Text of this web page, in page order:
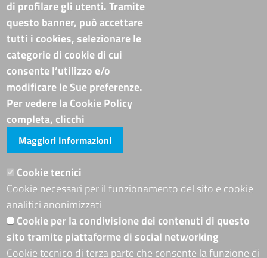
Amministrazione Trasparente
Albo online
Bandi di concorso
Codice disciplinare e codice di condotta
Avvisi e bandi
Piattaforma TRASPARE E ALBO FORNITORI
Avvisi e atti di altre Amministrazioni
Visite totali al portale: 4012784
Siti tematici
ADRION PROGRAMME
Seguici su
di profilare gli utenti. Tramite
questo banner, può accettare
tutti i cookies, selezionare le
categorie di cookie di cui
consente l’utilizzo e/o
modificare le Sue preferenze.
Per vedere la Cookie Policy
completa, clicchi
Maggiori Informazioni
Cookie tecnici
Cookie necessari per il funzionamento del sito e cookie
analitici anonimizzati
Cookie per la condivisione dei contenuti di questo
sito tramite piattaforme di social networking
Cookie tecnico di terza parte che consente la funzione di